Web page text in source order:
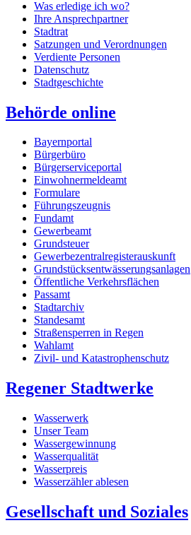
Was erledige ich wo?
Ihre Ansprechpartner
Stadtrat
Satzungen und Verordnungen
Verdiente Personen
Datenschutz
Stadtgeschichte
Behörde online
Bayernportal
Bürgerbüro
Bürgerserviceportal
Einwohnermeldeamt
Formulare
Führungszeugnis
Fundamt
Gewerbeamt
Grundsteuer
Gewerbezentralregisterauskunft
Grundstücksentwässerungsanlagen
Öffentliche Verkehrsflächen
Passamt
Stadtarchiv
Standesamt
Straßensperren in Regen
Wahlamt
Zivil- und Katastrophenschutz
Regener Stadtwerke
Wasserwerk
Unser Team
Wassergewinnung
Wasserqualität
Wasserpreis
Wasserzähler ablesen
Gesellschaft und Soziales